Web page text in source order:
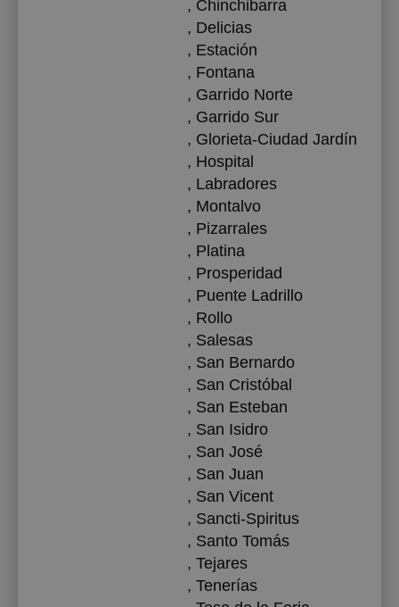
, Chinchibarra
, Delicias
, Estación
, Fontana
, Garrido Norte
, Garrido Sur
, Glorieta-Ciudad Jardín
, Hospital
, Labradores
, Montalvo
, Pizarrales
, Platina
, Prosperidad
, Puente Ladrillo
, Rollo
, Salesas
, San Bernardo
, San Cristóbal
, San Esteban
, San Isidro
, San José
, San Juan
, San Vicent
, Sancti-Spiritus
, Santo Tomás
, Tejares
, Tenerías